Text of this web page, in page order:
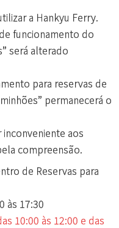
a Hankyu Ferry.
funcionamento do
será alterado
para reservas de
permanecerá o
aos
compreensão.
de Reservas para
às 17:30
10:00 às 12:00 e das